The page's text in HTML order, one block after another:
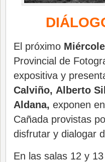
El próximo
Provincial de
expositiva y
Calviño, Alberto
Aldana, exponen
Cañada provistas
disfrutar y dialogar
En las salas 12 y 13